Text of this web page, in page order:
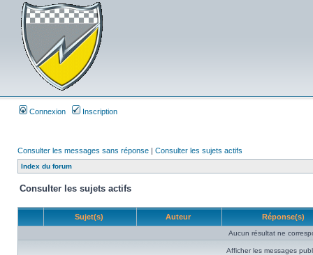
Connexion Inscription
Consulter les messages sans réponse | Consulter les sujets actifs
Index du forum
Consulter les sujets actifs
Sujet(s) Auteur Réponse(s)
Aucun résultat ne
Afficher les messages